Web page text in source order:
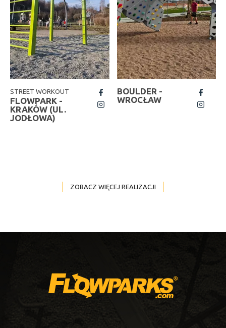
STREET WORKOUT
FLOWPARK -
KRAKÓW (UL.
JODŁOWA)
fb
insta
BOULDER -
WROCŁAW
fb
ZOBACZ WIĘCEJ REALIZACJI